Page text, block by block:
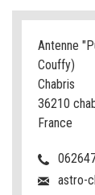
Antenne
Couffy)
Chabris
36210
France
astro-